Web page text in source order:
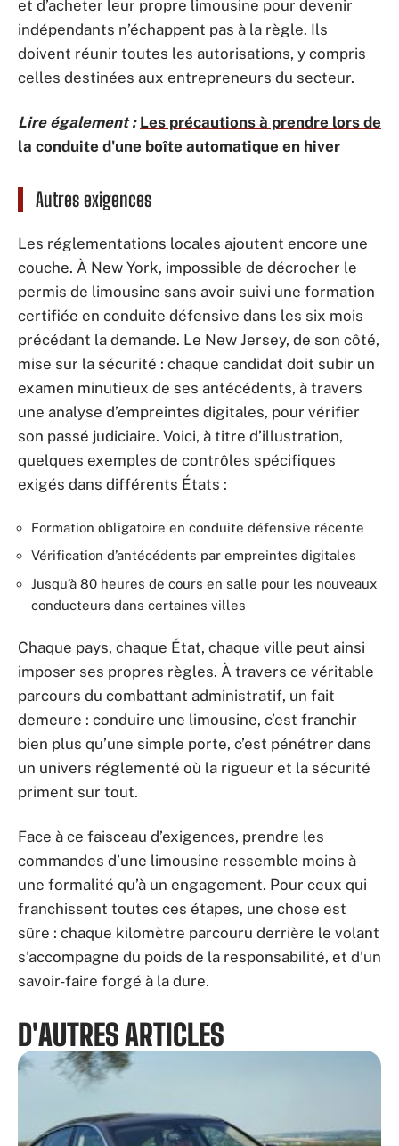
et d’acheter leur propre limousine pour devenir
indépendants n’échappent pas à la règle. Ils
doivent réunir toutes les autorisations, y compris
celles destinées aux entrepreneurs du secteur.
Lire également : Les précautions à prendre lors de
la conduite d'une boîte automatique en hiver
Autres exigences
Les réglementations locales ajoutent encore une
couche. À New York, impossible de décrocher le
permis de limousine sans avoir suivi une formation
certifiée en conduite défensive dans les six mois
précédant la demande. Le New Jersey, de son côté,
mise sur la sécurité : chaque candidat doit subir un
examen minutieux de ses antécédents, à travers
une analyse d’empreintes digitales, pour vérifier
son passé judiciaire. Voici, à titre d’illustration,
quelques exemples de contrôles spécifiques
exigés dans différents États :
Formation obligatoire en conduite défensive récente
Vérification d’antécédents par empreintes digitales
Jusqu’à 80 heures de cours en salle pour les nouveaux
conducteurs dans certaines villes
Chaque pays, chaque État, chaque ville peut ainsi
imposer ses propres règles. À travers ce véritable
parcours du combattant administratif, un fait
demeure : conduire une limousine, c’est franchir
bien plus qu’une simple porte, c’est pénétrer dans
un univers réglementé où la rigueur et la sécurité
priment sur tout.
Face à ce faisceau d’exigences, prendre les
commandes d’une limousine ressemble moins à
une formalité qu’à un engagement. Pour ceux qui
franchissent toutes ces étapes, une chose est
sûre : chaque kilomètre parcouru derrière le volant
s’accompagne du poids de la responsabilité, et d’un
savoir-faire forgé à la dure.
D'AUTRES ARTICLES